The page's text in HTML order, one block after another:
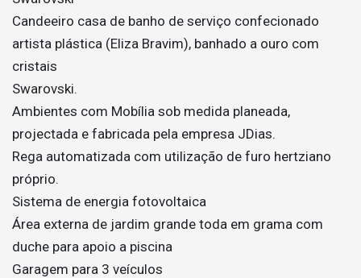
Candeeiro casa de banho de serviço confecionado
artista plástica (Eliza Bravim), banhado a ouro com
cristais
Swarovski.
Ambientes com Mobília sob medida planeada,
projectada e fabricada pela empresa JDias.
Rega automatizada com utilização de furo hertziano
próprio.
Sistema de energia fotovoltaica
Área externa de jardim grande toda em grama com
duche para apoio a piscina
Garagem para 3 veículos